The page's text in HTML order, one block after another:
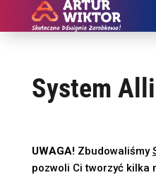
System
UWAGA!Zbudowaliśmy
pozwoli Ci tworzyć kilka